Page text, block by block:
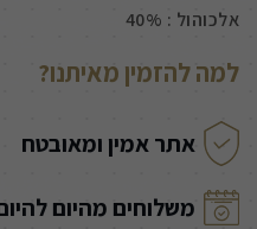
אלכוהול : 40%
למה להזמין מאיתנו?
אתר אמין ומאובטח
משלוחים מהיום